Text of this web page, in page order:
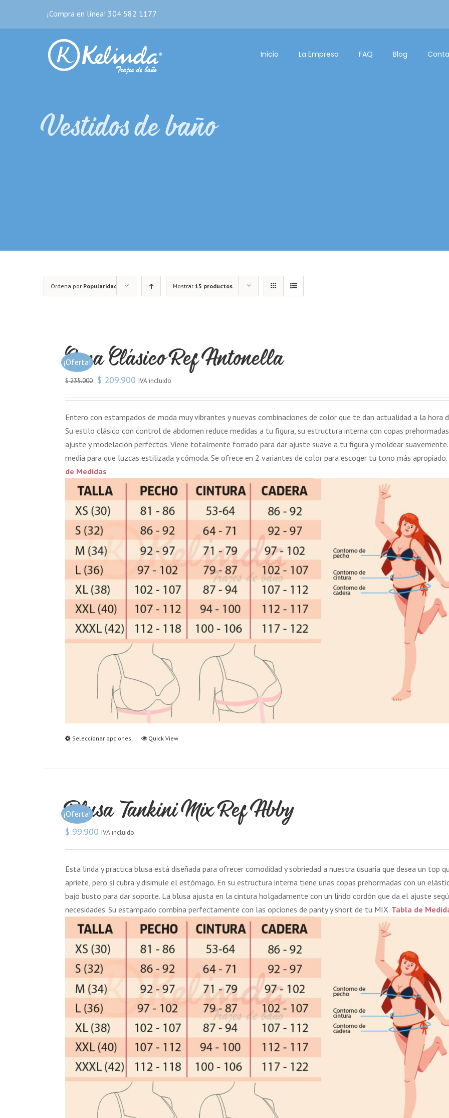
¡Compra en línea! 304 582 1177
Inicio La Empresa FAQ Blog
Vestidos de baño
Ordena por Popularidad Mostrar 15 productos
¡Oferta!
Copa Clásico Ref Antonella
$235.000 $ 209.900 IVA incluido
Entero con estampados de moda muy vibrantes y nuevas combinaciones de color que te dan actualidad a la hora
Su estilo clásico con control de abdomen reduce medidas a tu figura, su estructura interna con copas
ajuste y modelación perfectos. Viene totalmente forrado para dar ajuste suave a tu figura y moldear suavemente.
media para que luzcas estilizada y cómoda. Se ofrece en 2 variantes de color para escoger tu tono más apropiado.
de Medidas
Seleccionar opciones Quick View
¡Oferta!
Blusa Tankini Mix Ref Abby
$ 99.900 IVA incluido
Esta linda y practica blusa está diseñada para ofrecer comodidad y sobriedad a nuestra usuaria que desea un top
apriete, pero si cubra y disimule el estómago. En su estructura interna tiene unas copas prehormadas con un
bajo busto para dar soporte. La blusa ajusta en la cintura holgadamente con un lindo cordón que da el ajuste
necesidades. Su estampado combina perfectamente con las opciones de panty y short de tu MIX. Tabla de